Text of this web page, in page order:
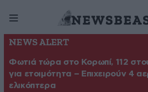
NEWS ALERT
Φωτιά τώρα στο Κορωπί, 112
για ετοιμότητα – Επιχειρούν 4
ελικόπτερα